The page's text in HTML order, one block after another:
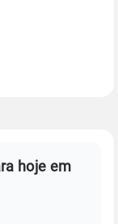
hoje em